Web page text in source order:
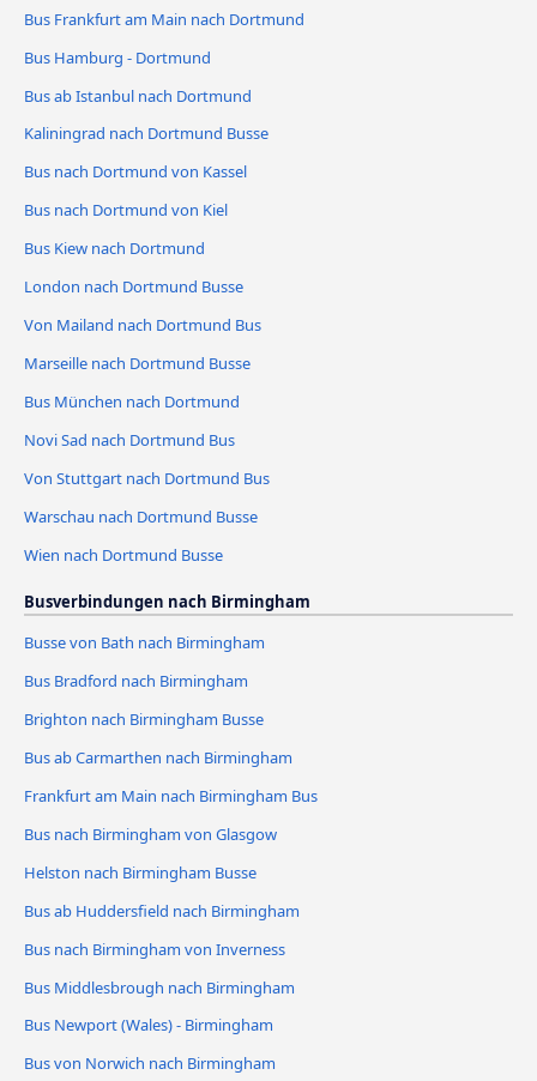
Bus Frankfurt am Main nach Dortmund
Bus Hamburg - Dortmund
Bus ab Istanbul nach Dortmund
Kaliningrad nach Dortmund Busse
Bus nach Dortmund von Kassel
Bus nach Dortmund von Kiel
Bus Kiew nach Dortmund
London nach Dortmund Busse
Von Mailand nach Dortmund Bus
Marseille nach Dortmund Busse
Bus München nach Dortmund
Novi Sad nach Dortmund Bus
Von Stuttgart nach Dortmund Bus
Warschau nach Dortmund Busse
Wien nach Dortmund Busse
Busverbindungen nach Birmingham
Busse von Bath nach Birmingham
Bus Bradford nach Birmingham
Brighton nach Birmingham Busse
Bus ab Carmarthen nach Birmingham
Frankfurt am Main nach Birmingham Bus
Bus nach Birmingham von Glasgow
Helston nach Birmingham Busse
Bus ab Huddersfield nach Birmingham
Bus nach Birmingham von Inverness
Bus Middlesbrough nach Birmingham
Bus Newport (Wales) - Birmingham
Bus von Norwich nach Birmingham